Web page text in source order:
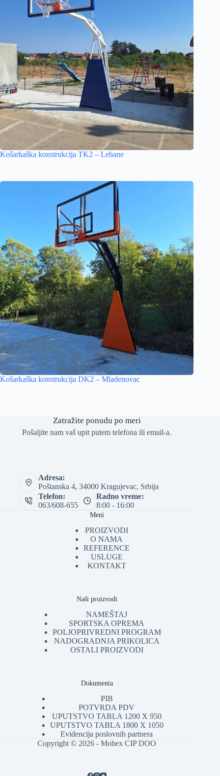
Košarkaška konstrukcija TK2 – Lebane
Košarkaška konstrukcija DK2 – Mladenovac
Zatražite ponudu po meri
Pošaljite nam vaš upit putem telefona ili email-a.
Adresa:
Poštanska 4, 34000 Kragujevac, Srbija
Telefon:
063/608-655
Radno vreme:
8:00 - 16:00
Meni
PROIZVODI
O NAMA
REFERENCE
USLUGE
KONTAKT
Naši proizvodi
NAMEŠTAJ
SPORTSKA OPREMA
POLJOPRIVREDNI PROGRAM
NADOGRADNJA PRIKOLICA
OSTALI PROIZVODI
Dokumenta
PIB
POTVRDA PDV
UPUTSTVO TABLA 1200 X 950
UPUTSTVO TABLA 1800 X 1050
Evidencija poslovnih partnera
Copyright © 2026 - Mobex CIP DOO